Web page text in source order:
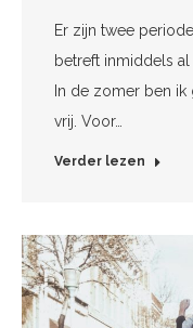
Er zijn twee
betreft inmiddels
In de zomer ben ik
vrij. Voor…
Verder lezen